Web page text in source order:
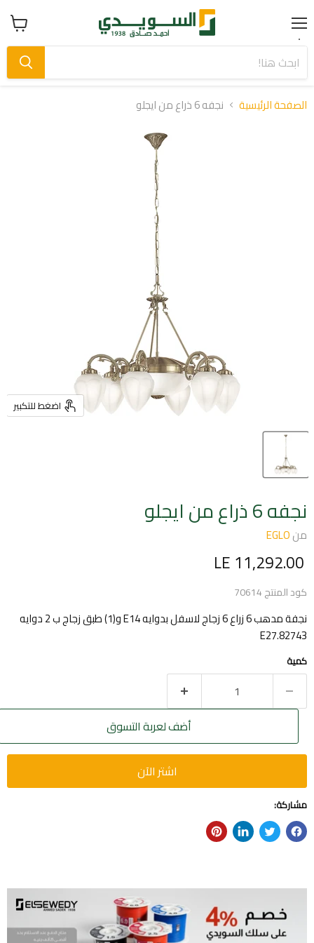
Menu عرض
سلة
الصفحة الرئيسية نجفه 6 ذراع من ايجلو
اضغط للتكبير
نجفه 6 ذراع من ايجلو
منEGLO
السعر الحالي
LE 11,292.00
كود المنتج70614
نجفة مدهب 6 زراع 6 زجاج لاسفل بدوايه E14 و(1) طبق زجاج ب 2 دوايه
E27.82743
كمية
أضف لعربة التسوق
اشتر الآن
مشاركة: